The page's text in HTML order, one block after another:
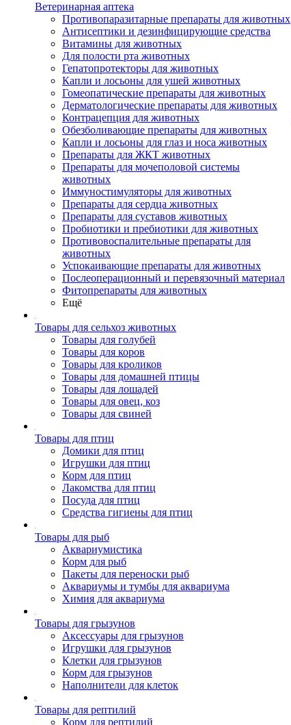
Ветеринарная аптека
Противопаразитарные препараты для животных
Антисептики и дезинфицирующие средства
Витамины для животных
Для полости рта животных
Гепатопротекторы для животных
Капли и лосьоны для ушей животных
Гомеопатические препараты для животных
Дерматологические препараты для животных
Контрацепция для животных
Обезболивающие препараты для животных
Капли и лосьоны для глаз и носа животных
Препараты для ЖКТ животных
Препараты для мочеполовой системы
животных
Иммуностимуляторы для животных
Препараты для сердца животных
Препараты для суставов животных
Пробиотики и пребиотики для животных
Противовоспалительные препараты для
животных
Успокаивающие препараты для животных
Послеоперационный и перевязочный материал
Фитопрепараты для животных
Ещё
Товары для сельхоз животных
Товары для голубей
Товары для коров
Товары для кроликов
Товары для домашней птицы
Товары для лошадей
Товары для овец, коз
Товары для свиней
Товары для птиц
Домики для птиц
Игрушки для птиц
Корм для птиц
Лакомства для птиц
Посуда для птиц
Средства гигиены для птиц
Товары для рыб
Аквариумистика
Корм для рыб
Пакеты для переноски рыб
Аквариумы и тумбы для аквариума
Химия для аквариума
Товары для грызунов
Аксессуары для грызунов
Игрушки для грызунов
Клетки для грызунов
Корм для грызунов
Наполнители для клеток
Товары для рептилий
Корм для рептилий